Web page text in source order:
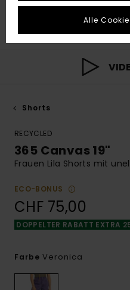
Shorts
RECYCLED
365 Canvas 19"
Frauen Lila Shorts mit
ECO-BONUS
CHF 75,00
DOPPELTER RABATT EXTRA
Farbe Veronica
Alle